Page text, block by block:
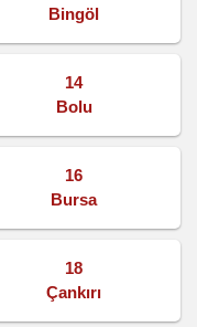
Bingöl
14
Bolu
16
Bursa
18
Çankırı